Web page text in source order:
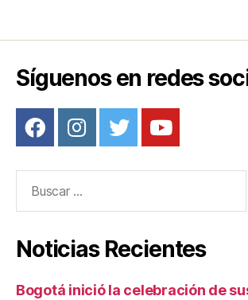
o
k
tir
Síguenos en redes
Noticias Recientes
Bogotá inició la celebración de